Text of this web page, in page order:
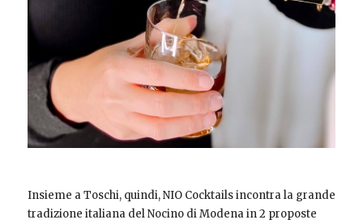
Insieme a Toschi, quindi, NIO Cocktails incontra la grande
tradizione italiana del Nocino di Modena in 2 proposte